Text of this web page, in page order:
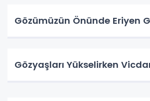
Gözümüzün Önünde Eriyen
Gözyaşları Yükselirken